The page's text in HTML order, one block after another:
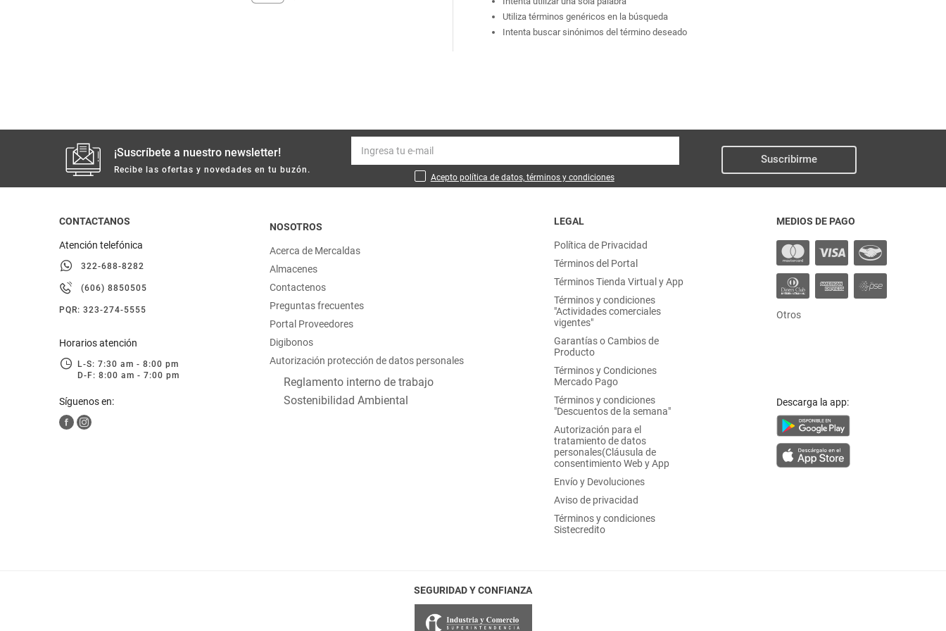
mascotas
cuidado personal
otros
tecnología
Utiliza términos genéricos en la búsqueda
Intenta buscar sinónimos del término deseado
¡Suscríbete a nuestro newsletter!
Recibe las ofertas y novedades en tu buzón.
Acepto política de datos, términos y condiciones
Suscribirme
CONTACTANOS
Atención telefónica
322-688-8282
(606) 8850505
PQR: 323-274-5555
Horarios atención
L-S: 7:30 am - 8:00 pm
D-F: 8:00 am - 7:00 pm
Síguenos en:
NOSOTROS
Acerca de Mercaldas
Almacenes
Contactenos
Preguntas frecuentes
Portal Proveedores
Digibonos
Autorización protección de datos personales
Reglamento interno de trabajo
Sostenibilidad Ambiental
LEGAL
Política de Privacidad
Términos del Portal
Términos Tienda Virtual y App
Términos y condiciones
"Actividades comerciales
vigentes"
Garantías o Cambios de
Producto
Términos y Condiciones
Mercado Pago
Términos y condiciones
"Descuentos de la semana"
Autorización para el
tratamiento de datos
personales(Cláusula de
consentimiento Web y App
Envío y Devoluciones
Aviso de privacidad
Términos y condiciones
Sistecredito
MEDIOS DE PAGO
Otros
Descarga la app:
SEGURIDAD Y CONFIANZA